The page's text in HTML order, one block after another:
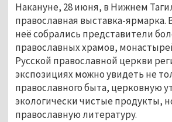
Накануне, 28 июня, в Нижнем
православная выставка-ярмарка.
неё собрались представители
православных храмов,
Русской православной церкви
экспозициях можно увидеть не
православного быта, церковную
экологически чистые продукты,
православную литературу.